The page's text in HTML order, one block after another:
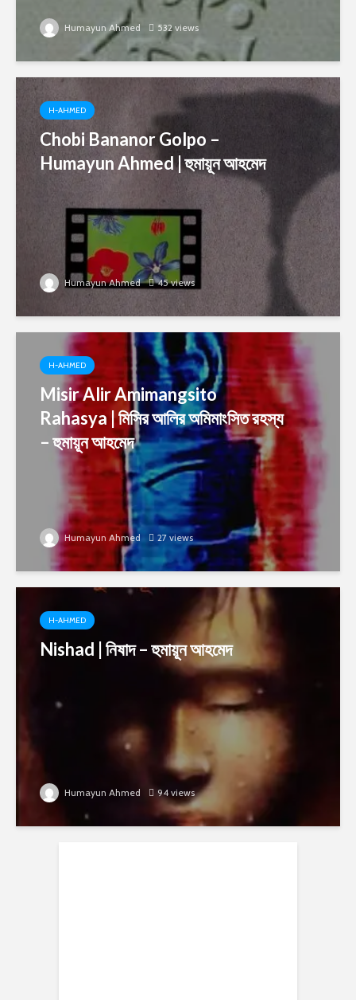
Humayun Ahmed 532 views
H-AHMED
Chobi Bananor Golpo –
Humayun Ahmed | হুমায়ূন আহমেদ
Humayun Ahmed 45 views
H-AHMED
Misir Alir Amimangsito
Rahasya | মিসির আলির অমিমাংসিত রহস্য
– হুমায়ূন আহমেদ
Humayun Ahmed 27 views
H-AHMED
Nishad | নিষাদ – হুমায়ূন আহমেদ
Humayun Ahmed 94 views